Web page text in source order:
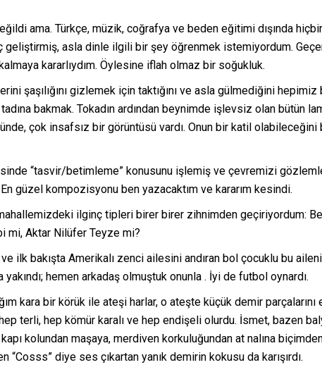
ama. Türkçe, müzik, coğrafya ve beden eğitimi dışında
geliştirmiş, asla dinle ilgili bir şey öğrenmek istemiyordum.
kararlıydım. Öylesine iflah olmaz bir soğukluk.
şaşılığını gizlemek için taktığını ve asla gülmediğini
bakmak. Tokadın ardından beynimde işlevsiz olan bütün
çok insafsız bir görüntüsü vardı. Onun bir katil olabileceğini
“tasvir/betimleme” konusunu işlemiş ve çevremizi
güzel kompozisyonu ben yazacaktım ve kararım kesindi.
ilginç tipleri birer birer zihnimden geçiriyordum:
mi, Aktar Nilüfer Teyze mi?
ilk bakışta Amerikalı zenci ailesini andıran bol çocuklu bu
hemen arkadaş olmuştuk onunla . İyi de futbol oynardı.
kara bir körük ile ateşi harlar, o ateşte küçük demir parçalarını
terli, hep kömür karalı ve hep endişeli olurdu. İsmet, bazen
kolundan maşaya, merdiven korkuluğundan at nalına
diye ses çıkartan yanık demirin kokusu da karışırdı.